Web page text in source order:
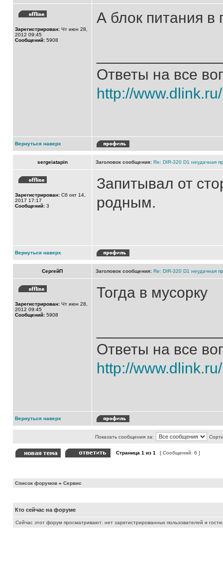
Зарегистрирован: Чт июн 28,
2012 09:45
Сообщений: 5908
А блок питания в
Ответы на все
http://
Вернуться наверх
sergeiatapin Заголовок сообщения: Re: DIR-320 D1 неудачная
Зарегистрирован: Сб окт 14,
2017 17:17
Сообщений: 3
Запитывал от
родным.
Вернуться наверх
СергейП Заголовок сообщения: Re: DIR-320 D1 неудачная
Зарегистрирован: Чт июн 28,
2012 09:45
Сообщений: 5908
Тогда в мусорку
Ответы на все
http://
Вернуться наверх
Показать сообщения за:
Страница 1 из 1 [ Сообщений: 6 ]
Список форумов » Сервис
Кто сейчас на форуме
Сейчас этот форум просматривают: нет зарегистрированных пользователей и